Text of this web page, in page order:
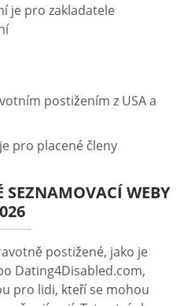
je pro zakladatele
postižením z USA a
pro placené členy
SEZNAMOVACÍ WEBY
postižené, jako je
Dating4Disabled.com,
pro lidi, kteří se mohou